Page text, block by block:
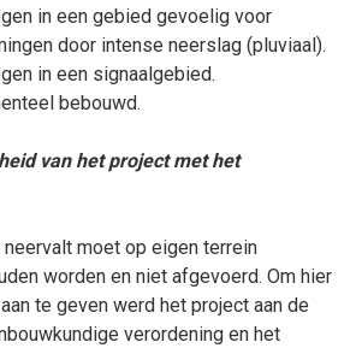
in een gebied gevoelig voor
door intense neerslag (pluviaal).
in een signaalgebied.
bebouwd.
van het project met het
moet op eigen terrein
worden en niet afgevoerd. Om hier
te geven werd het project aan de
verordening en het